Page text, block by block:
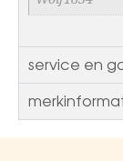
service en